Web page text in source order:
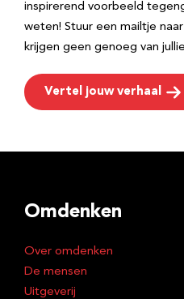
inspirerend voorbeeld
weten! Stuur een mailtje
krijgen geen genoeg van
Vertel jouw verhaal
Omdenken
Over omdenken
De mensen
Uitgeverij